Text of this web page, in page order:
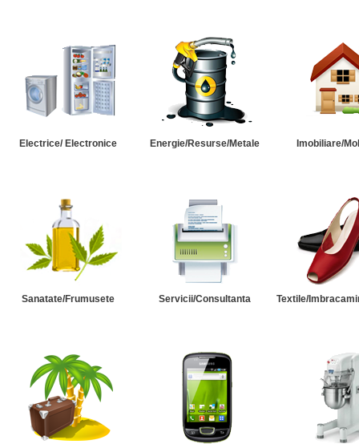
Electrice/ Electronice Energie/Resurse/Metale Imobiliare/
Sanatate/Frumusete Servicii/Consultanta Textile/